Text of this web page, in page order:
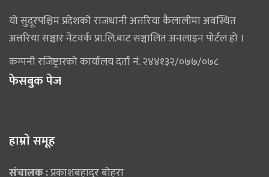
यो सुदूरपश्चिम प्रदेशको राजधानी अत्तरिया कैलालीमा अवस्थित
अत्तरिया सञ्चार नेटवर्क प्रा.लि.बाट सञ्चालित अनलाइन पोर्टल हो ।
कम्पनी रजिष्ट्रारको कार्यालय दर्ता नं. २४४१३२/०७७/०७८
फेसबुक पेज
हाम्राे समूह
संचालक :प्रकाशबहादुर बोहरा